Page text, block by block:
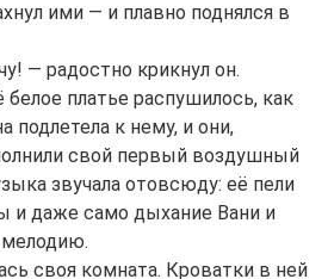
ими — и плавно поднялся в
— радостно крикнул он.
белое платье распушилось, как
подлетела к нему, и они,
свой первый воздушный
звучала отовсюду: её пели
и даже само дыхание Вани и
своя комната. Кроватки в ней